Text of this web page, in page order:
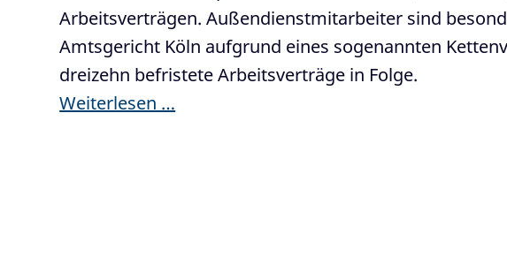
Arbeitsverträgen. Außendienstmitarbeiter sind
Amtsgericht Köln aufgrund eines sogenannten
dreizehn befristete Arbeitsverträge in Folge.
Weiterlesen …